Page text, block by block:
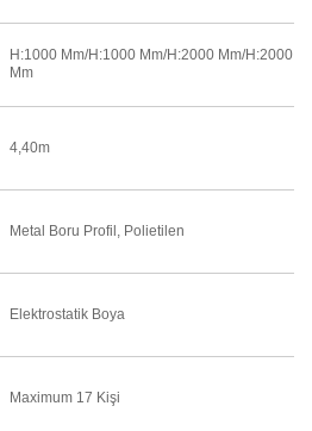
H:1000 Mm/h:1000 Mm/h:2000 Mm/h:2000
Mm
4,40m
Metal Boru Profil, Polietilen
Elektrostatik Boya
Maximum 17 Kişi